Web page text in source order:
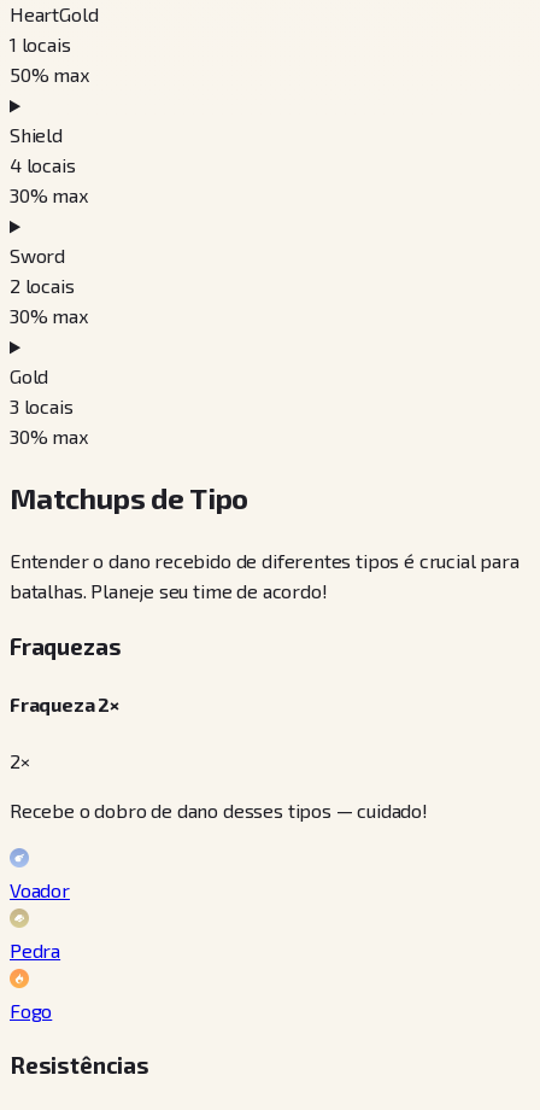
HeartGold
1 locais
50% max
Shield
4 locais
30% max
Sword
2 locais
30% max
Gold
3 locais
30% max
Matchups de Tipo
Entender o dano recebido de diferentes tipos é crucial para
batalhas. Planeje seu time de acordo!
Fraquezas
Fraqueza 2×
2×
Recebe o dobro de dano desses tipos — cuidado!
Voador
Pedra
Fogo
Resistências